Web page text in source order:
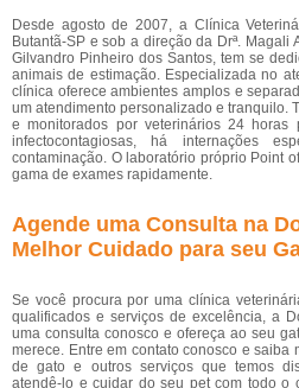
Desde agosto de 2007, a Clínica
Butantã-SP e sob a direção da Drª. Magali
Gilvandro Pinheiro dos Santos, tem se
animais de estimação. Especializada no
clínica oferece ambientes amplos e
um atendimento personalizado e tranquilo.
e monitorados por veterinários 24
infectocontagiosas, há internações
contaminação. O laboratório próprio Point
gama de exames rapidamente.
Agende uma Consulta na
Melhor Cuidado para seu
Se você procura por uma clínica
qualificados e serviços de excelência, a
uma consulta conosco e ofereça ao seu
merece. Entre em contato conosco e saiba
de gato e outros serviços que temos
atendê-lo e cuidar do seu pet com todo o